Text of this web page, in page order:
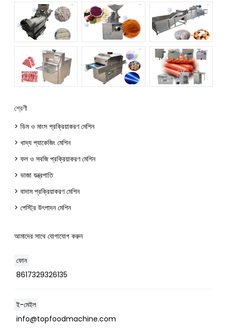
শ্রেণী
> ডিম ও মাংস প্রক্রিয়াকরণ মেশিন
> খাদ্য প্যাকেজিং মেশিন
> ফল ও সবজি প্রক্রিয়াকরণ মেশিন
> ভাজা যন্ত্রপাতি
> বাদাম প্রক্রিয়াকরণ মেশিন
> পেস্ট্রি উৎপাদন মেশিন
আমাদের সাথে যোগাযোগ করুন
ফোন
8617329326135
ই-মেইল
info@topfoodmachine.com